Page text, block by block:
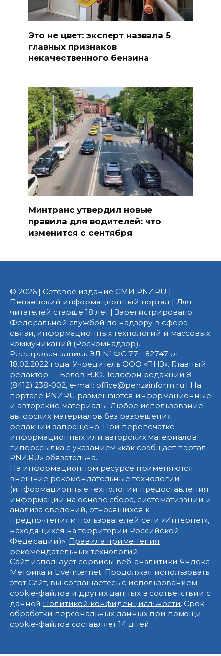
Это не цвет: эксперт назвала 5
главных признаков
некачественного бензина
Минтранс утвердил новые
правила для водителей: что
изменится с сентября
© 2026 | Сетевое издание СМИ PNZ.RU |
Пензенский информационный портал | Для
читателей старше 18 лет | Зарегистрировано
Федеральной службой по надзору в сфере
связи, информационных технологий и массовых
коммуникаций (Роскомнадзор).
Реестровая запись ЭЛ № ФС 77 - 82747 от
18.02.2022 года. Учредитель ООО «ПНЗ». Главный
редактор — Белов В.Ю. Телефон редакции 8
(8412) 238-002, e-mail: office@penzainform.ru | На
портале PNZ.RU размещаются информационные
и авторские материалы. Любое использование
авторских материалов без разрешения
редакции запрещено. При перепечатке
информационных или авторских материалов
гиперссылка с указанием «как сообщает портал
PNZ.RU» обязательна.
На информационном ресурсе применяются
внешние рекомендательные технологии
(информационные технологии предоставления
информации на основе сбора, систематизации и
анализа сведений, относящихся к
предпочтениям пользователей сети «Интернет»,
находящихся на территории Российской
Федерации)». Правила применения
рекомендательных технологий.
Сайт использует сервисы веб-аналитики Яндекс
Метрика и LiveInternet. Продолжая использовать
этот Сайт, вы соглашаетесь с использованием
cookie-файлов и других данных в соответствии с
данной Политикой конфиденциальности. Срок
обработки персональных данных при помощи
cookie-файлов составляет 14 дней.